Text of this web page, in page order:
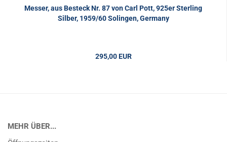
Messer, aus Besteck Nr. 87 von Carl Pott, 925er Sterling
Silber, 1959/60 Solingen, Germany
295,00 EUR
MEHR ÜBER...